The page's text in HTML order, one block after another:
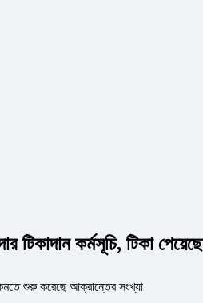
টিকাদান কর্মসূচি, টিকা পেয়েছে
শুরু করেছে আক্রান্তের সংখ্যা